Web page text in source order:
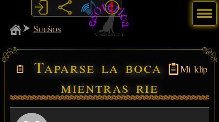
MiSabueso
Sueños
Mi klip
Taparse la boca
mientras rie
Menú